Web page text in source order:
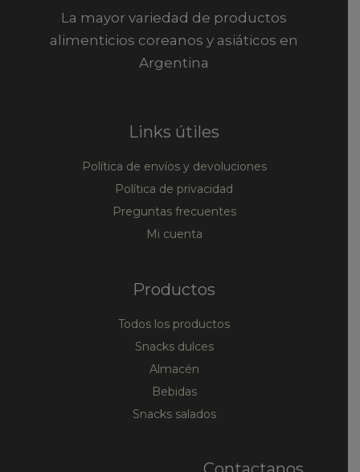
La mayor variedad de productos
alimenticios coreanos y asiáticos en
Argentina
Links útiles
Política de envíos y devoluciones
Política de privacidad
Preguntas frecuentes
Mi cuenta
Productos
Todos los productos
Snacks dulces
Almacén
Bebidas
Snacks salados